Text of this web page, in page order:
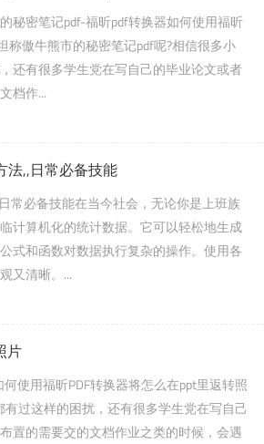
秘密笔记pdf-福昕pdf转换器如何使用福昕
称傲牛熊市的秘密笔记pdf呢?相信很多小
还有很多学生党在写自己的毕业论文或者
档作...
法,,日常必备技能
常必备技能在当今社会，无论你是上班族
计算机化的统计数据。它可以轻松地生成
式和函数对数据执行复杂的操作。使用各
又清晰。...
片
使用福昕PDF转换器将怎么在ppt里返转照
有过这样的困扰，还有很多学生党在写自己
置的需要交的文档作业之类的时候，会遇